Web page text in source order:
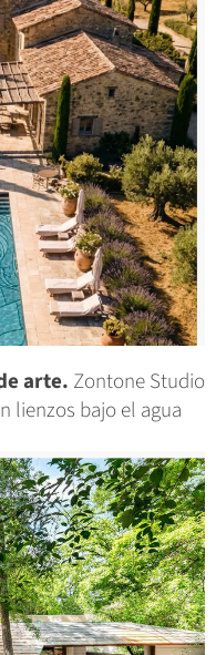
arte. Zontone Studio
lienzos bajo el agua